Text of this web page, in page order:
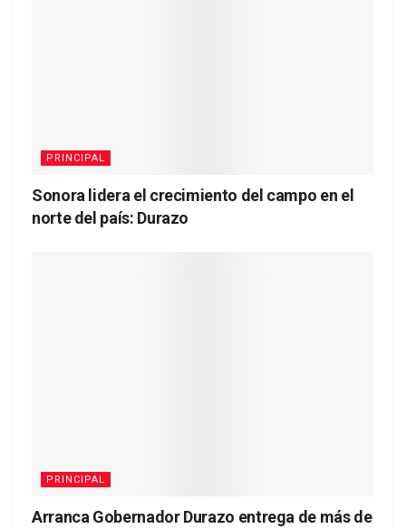
PRINCIPAL
Sonora lidera el crecimiento del campo en el
norte del país: Durazo
PRINCIPAL
Arranca Gobernador Durazo entrega de más de